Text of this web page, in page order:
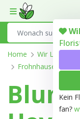
Toggle mobile menu
Kein
fan?
Home Wir Liefern
Frohnhausen